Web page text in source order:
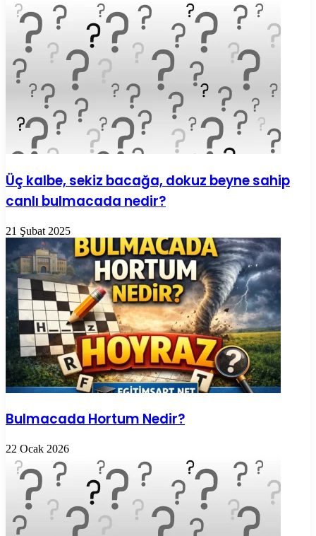
Üç kalbe, sekiz bacağa, dokuz beyne sahip
canlı bulmacada nedir?
21 Şubat 2025
Bulmacada Hortum Nedir?
22 Ocak 2026